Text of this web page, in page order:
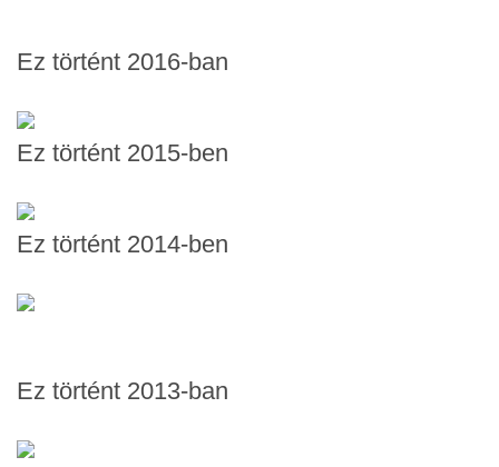
Ez történt 2016-ban
Ez történt 2015-ben
Ez történt 2014-ben
Ez történt 2013-ban